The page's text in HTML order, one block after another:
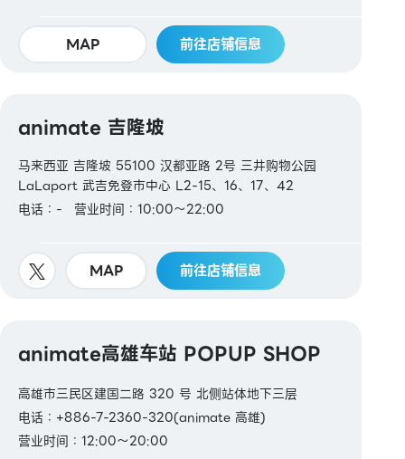
MAP 前往店铺信息
animate 吉隆坡
马来西亚 吉隆坡 55100 汉都亚路 2号 三井购物公园
LaLaport 武吉免登市中心 L2-15、16、17、42
电话：-
营业时间：10:00～22:00
MAP 前往店铺信息
animate高雄车站 POPUP SHOP
高雄市三民区建国二路 320 号 北侧站体地下三层
电话：+886-7-2360-320(animate 高雄)
营业时间：12:00～20:00